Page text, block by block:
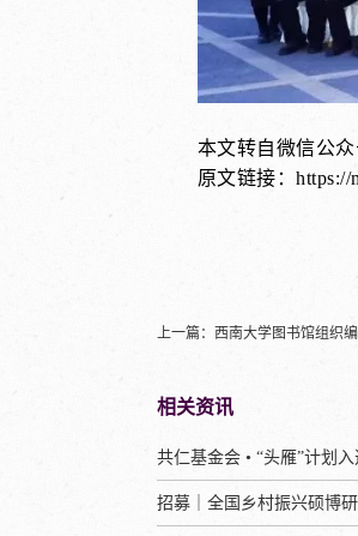
本文转自微信公
原文链接：
上一篇： 西南大学图书馆组织
相关资讯
招募｜全国乡村振兴硕博